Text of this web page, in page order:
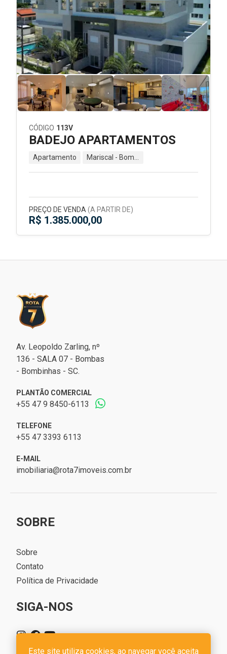
CÓDIGO 113V
BADEJO APARTAMENTOS
Apartamento
PREÇO DE VENDA (A PARTIR DE)
R$ 1.385.000,00
Av. Leopoldo Zarling, nº
136 - SALA 07 - Bombas
- Bombinhas - SC.
PLANTÃO COMERCIAL
+55 47 9 8450-6113
TELEFONE
+55 47 3393 6113
E-MAIL
imobiliaria@rota7imoveis.com.br
SOBRE
Sobre
Contato
Política de Privacidade
SIGA-NOS
Este site utiliza cookies, ao navegar você aceita